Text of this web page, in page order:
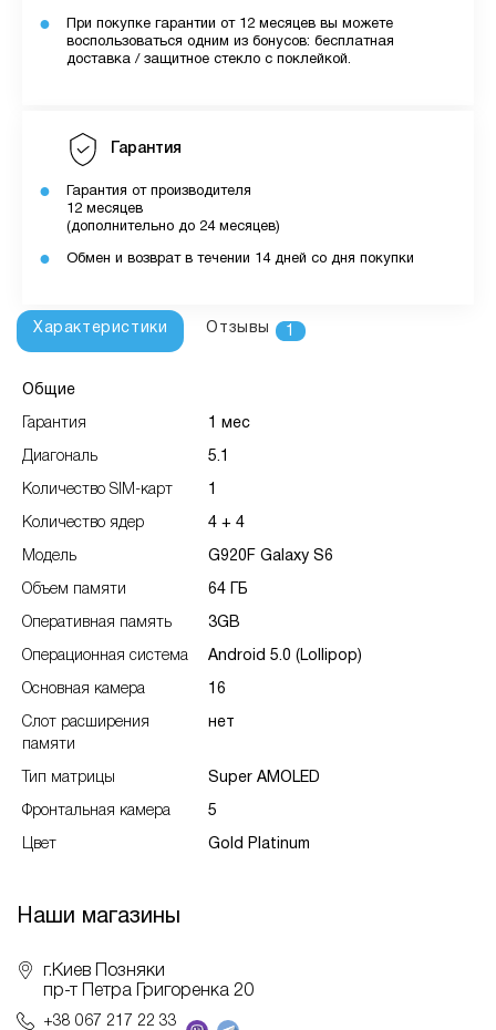
При покупке гарантии от 12 месяцев вы можете
воспользоваться одним из бонусов: бесплатная
доставка / защитное стекло с поклейкой.
Гарантия
Гарантия от производителя
12 месяцев
(дополнительно до 24 месяцев)
Обмен и возврат в течении 14 дней со дня покупки
Характеристики Отзывы 1
Общие
Гарантия 1 мес
Диагональ 5.1
Количество SIM-карт 1
Количество ядер 4 + 4
Модель G920F Galaxy S6
Объем памяти 64 ГБ
Оперативная память 3GB
Операционная система Android 5.0 (Lollipop)
Основная камера 16
Слот расширения
памяти
нет
Тип матрицы Super AMOLED
Фронтальная камера 5
Цвет Gold Platinum
Наши магазины
г.Киев Позняки
пр-т Петра Григоренка 20
+38 067 217 22 33